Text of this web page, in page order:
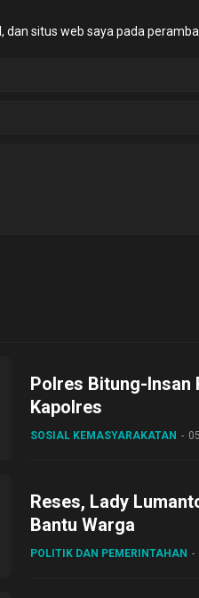
dan situs web saya pada
Polres Bitung-Insan
Kapolres
SOSIAL KEMASYARAKATAN
Reses, Lady
Bantu Warga
POLITIK DAN PEMERINTAHAN